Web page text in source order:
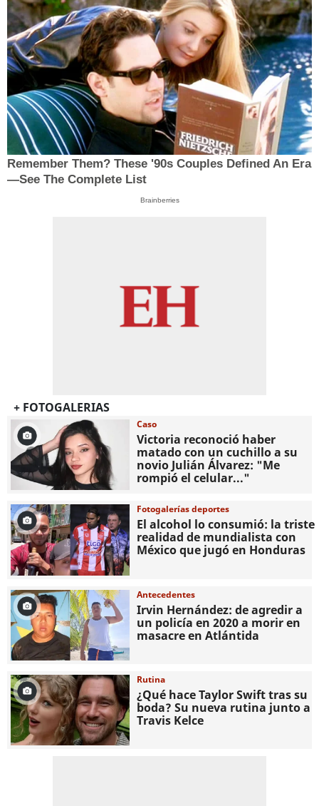
Remember Them? These '90s Couples Defined An Era
—See The Complete List
Brainberries
+ FOTOGALERIAS
Caso
Victoria reconoció haber
matado con un cuchillo a su
novio Julián Álvarez: "Me
rompió el celular..."
Fotogalerías deportes
El alcohol lo consumió: la triste
realidad de mundialista con
México que jugó en Honduras
Antecedentes
Irvin Hernández: de agredir a
un policía en 2020 a morir en
masacre en Atlántida
Rutina
¿Qué hace Taylor Swift tras su
boda? Su nueva rutina junto a
Travis Kelce